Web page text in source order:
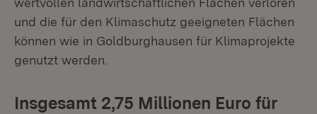
und die für den Klimaschutz geeigneten Flächen
können wie in Goldburghausen für Klimaprojekte
genutzt werden.
Insgesamt 2,75 Millionen Euro für